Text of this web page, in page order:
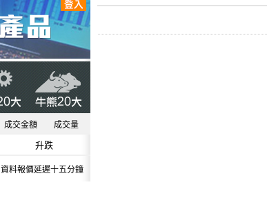
成交金額 成交量
升跌
資料報價延遲十五分鐘